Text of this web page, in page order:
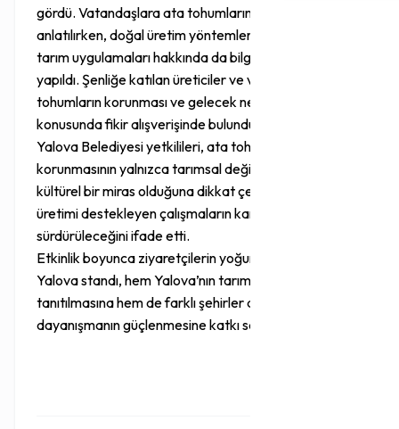
gördü. Vatandaşlara ata tohumlarının önemi
anlatılırken, doğal üretim yöntemleri ve sürdürülebilir
tarım uygulamaları hakkında da bilgilendirmeler
yapıldı. Şenliğe katılan üreticiler ve vatandaşlar, yerel
tohumların korunması ve gelecek nesillere aktarılması
konusunda fikir alışverişinde bulundu.
Yalova Belediyesi yetkilileri, ata tohumlarının
korunmasının yalnızca tarımsal değil aynı zamanda
kültürel bir miras olduğuna dikkat çekerek, yerel
üretimi destekleyen çalışmaların kararlılıkla
sürdürüleceğini ifade etti.
Etkinlik boyunca ziyaretçilerin yoğun ilgi gösterdiği
Yalova standı, hem Yalova’nın tarımsal değerlerinin
tanıtılmasına hem de farklı şehirler arasında tarımsal
dayanışmanın güçlenmesine katkı sağladı.